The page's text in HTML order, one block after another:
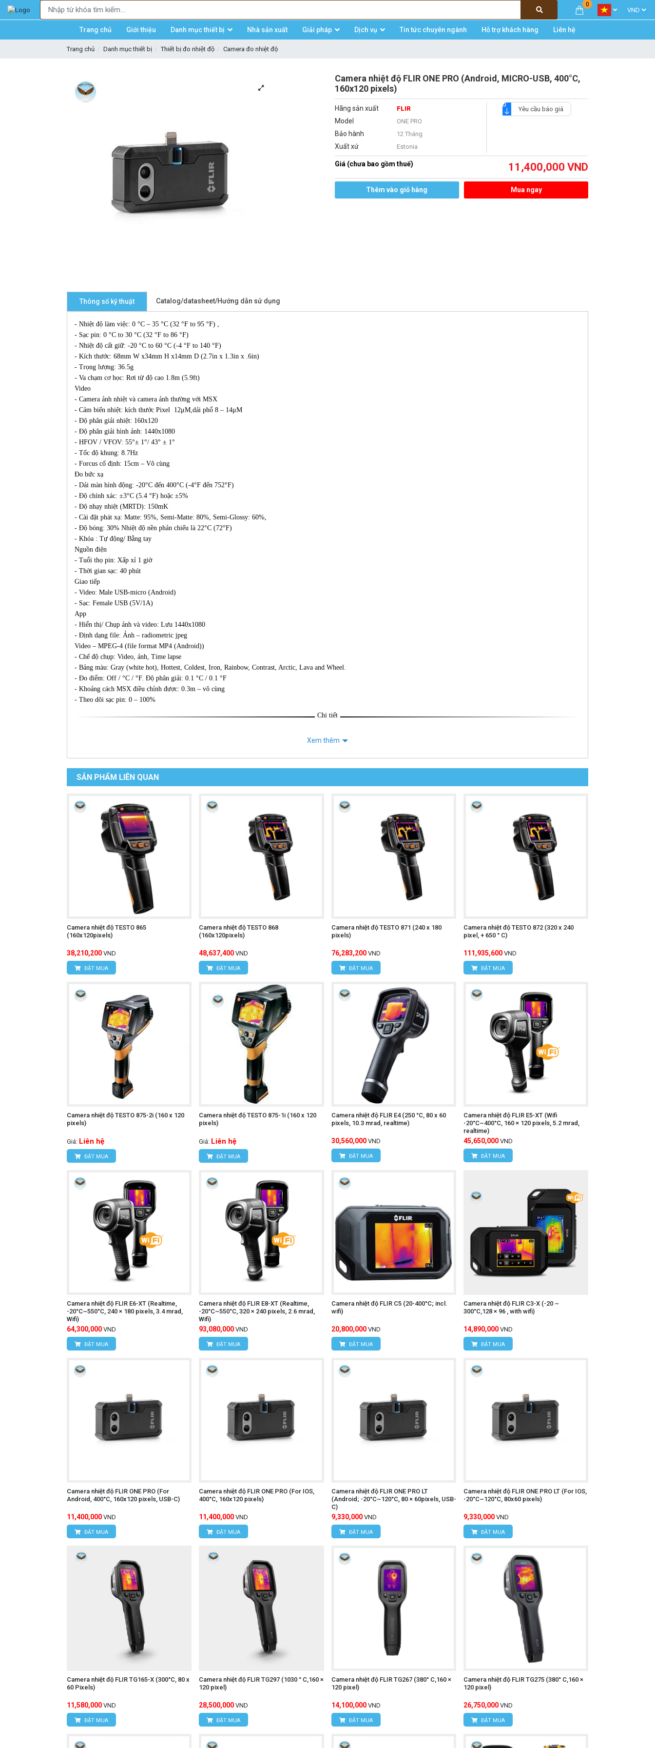
0
Trang chủ Giới thiệu Danh mục thiết bị Nhà sản xuất Giải pháp Dịch vụ Tin tức chuyên ngành Hỗ trợ khách hàng Liên hệ
Trang chủ Danh mục thiết bị Thiết bị đo nhiệt độ Camera đo nhiệt độ
Camera nhiệt độ FLIR ONE PRO (Android, MICRO-USB, 400°C,
160x120 pixels)
Hãng sản xuất FLIR
Model ONE PRO
Bảo hành 12 Tháng
Xuất xứ Estonia
Yêu cầu báo giá
Giá (chưa bao gồm thuế) 11,400,000 VND
Thêm vào giỏ hàng Mua ngay
Thông số kỹ thuật Catalog/datasheet/Hướng dẫn sử dụng
- Nhiệt độ làm việc: 0 °C – 35 °C (32 °F to 95 °F) ,
- Sạc pin: 0 °C to 30 °C (32 °F to 86 °F)
- Nhiệt độ cất giữ: -20 °C to 60 °C (-4 °F to 140 °F)
- Kích thước: 68mm W x34mm H x14mm D (2.7in x 1.3in x .6in)
- Trọng lượng: 36.5g
- Va chạm cơ học: Rơi từ độ cao 1.8m (5.9ft)
Video
- Camera ảnh nhiệt và camera ảnh thường với MSX
- Cảm biến nhiệt: kích thước Pixel 12μM,dải phổ 8 – 14μM
- Độ phân giải nhiệt: 160x120
- Độ phân giải hình ảnh: 1440x1080
- HFOV / VFOV: 55°± 1°/ 43° ± 1°
- Tốc độ khung: 8.7Hz
- Forcus cố định: 15cm – Vô cùng
Đo bức xạ
- Dải màn hình động: -20°C đến 400°C (-4°F đến 752°F)
- Độ chính xác: ±3°C (5.4 °F) hoặc ±5%
- Độ nhạy nhiệt (MRTD): 150mK
- Cài đặt phát xạ: Matte: 95%, Semi-Matte: 80%, Semi-Glossy: 60%,
- Độ bóng: 30% Nhiệt độ nền phản chiếu là 22°C (72°F)
- Khóa : Tự động/ Bằng tay
Nguồn điện
- Tuổi thọ pin: Xấp xỉ 1 giờ
- Thời gian sạc: 40 phút
Giao tiếp
- Video: Male USB-micro (Android)
- Sạc: Female USB (5V/1A)
App
- Hiển thị/ Chụp ảnh và video: Lưu 1440x1080
- Định dạng file: Ảnh – radiometric jpeg
Video – MPEG-4 (file format MP4 (Android))
- Chế độ chụp: Video, ảnh, Time lapse
- Bảng màu: Gray (white hot), Hottest, Coldest, Iron, Rainbow, Contrast, Arctic, Lava and Wheel.
- Đo điểm: Off / °C / °F. Độ phân giải: 0.1 °C / 0.1 °F
- Khoảng cách MSX điều chỉnh được: 0.3m – vô cùng
- Theo dõi sạc pin: 0 – 100%
Chi tiết
Xem thêm
SẢN PHẨM LIÊN QUAN
Camera nhiệt độ TESTO 865
(160x120pixels)
38,210,200 VND
ĐẶT MUA
Camera nhiệt độ TESTO 868
(160x120pixels)
48,637,400 VND
ĐẶT MUA
Camera nhiệt độ TESTO 871 (240 x 180
pixels)
76,283,200 VND
ĐẶT MUA
Camera nhiệt độ TESTO 872 (320 x 240
pixel, + 650 ° C)
111,935,600 VND
ĐẶT MUA
Camera nhiệt độ TESTO 875-2i (160 x 120
pixels)
Giá: Liên hệ
ĐẶT MUA
Camera nhiệt độ TESTO 875-1i (160 x 120
pixels)
Giá: Liên hệ
ĐẶT MUA
Camera nhiệt độ FLIR E4 (250 °C, 80 x 60
pixels, 10.3 mrad, realtime)
30,560,000 VND
ĐẶT MUA
Camera nhiệt độ FLIR E5-XT (Wifi
-20°C~400°C, 160 × 120 pixels, 5.2 mrad,
realtime)
45,650,000 VND
ĐẶT MUA
Camera nhiệt độ FLIR E6-XT (Realtime,
-20°C~550°C, 240 × 180 pixels, 3.4 mrad,
Wifi)
64,300,000 VND
ĐẶT MUA
Camera nhiệt độ FLIR E8-XT (Realtime,
-20°C~550°C, 320 × 240 pixels, 2.6 mrad,
Wifi)
93,080,000 VND
ĐẶT MUA
Camera nhiệt độ FLIR C5 (20-400°C; incl.
wifi)
20,800,000 VND
ĐẶT MUA
Camera nhiệt độ FLIR C3-X (-20 ~
300°C,128 × 96 , with wifi)
14,890,000 VND
ĐẶT MUA
Camera nhiệt độ FLIR ONE PRO (For
Android, 400°C, 160x120 pixels, USB-C)
11,400,000 VND
ĐẶT MUA
Camera nhiệt độ FLIR ONE PRO (For IOS,
400°C, 160x120 pixels)
11,400,000 VND
ĐẶT MUA
Camera nhiệt độ FLIR ONE PRO LT
(Android; -20°C~120°C, 80 × 60pixels, USB-
C)
9,330,000 VND
ĐẶT MUA
Camera nhiệt độ FLIR ONE PRO LT (For IOS,
-20°C~120°C, 80x60 pixels)
9,330,000 VND
ĐẶT MUA
Camera nhiệt độ FLIR TG165-X (300°C, 80 x
60 Pixels)
11,580,000 VND
ĐẶT MUA
Camera nhiệt độ FLIR TG297 (1030 ° C,160 ×
120 pixel)
28,500,000 VND
ĐẶT MUA
Camera nhiệt độ FLIR TG267 (380° C,160 ×
120 pixel)
14,100,000 VND
ĐẶT MUA
Camera nhiệt độ FLIR TG275 (380° C,160 ×
120 pixel)
26,750,000 VND
ĐẶT MUA